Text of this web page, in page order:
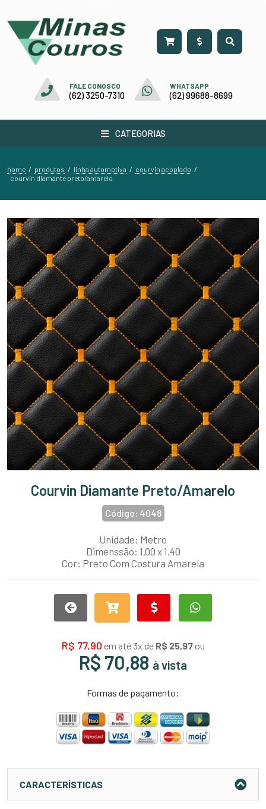
FALE CONOSCO
(62) 3250-7310
WHATSAPP
(62) 99688-8699
CATEGORIAS
home / produtos / linha automotiva / courvin acoplado /
courvin diamante preto/amarelo
Courvin Diamante Preto/Amarelo
Código: 4048
Unidade: Metro
Dimenssão: 1.00 x 1.40
Cor: Preto Com Costura Amarela
R$ 77,90 em até 3x de R$ 25,97ou
R$ 70,88 à vista
Formas de pagamento:
CARACTERÍSTICAS